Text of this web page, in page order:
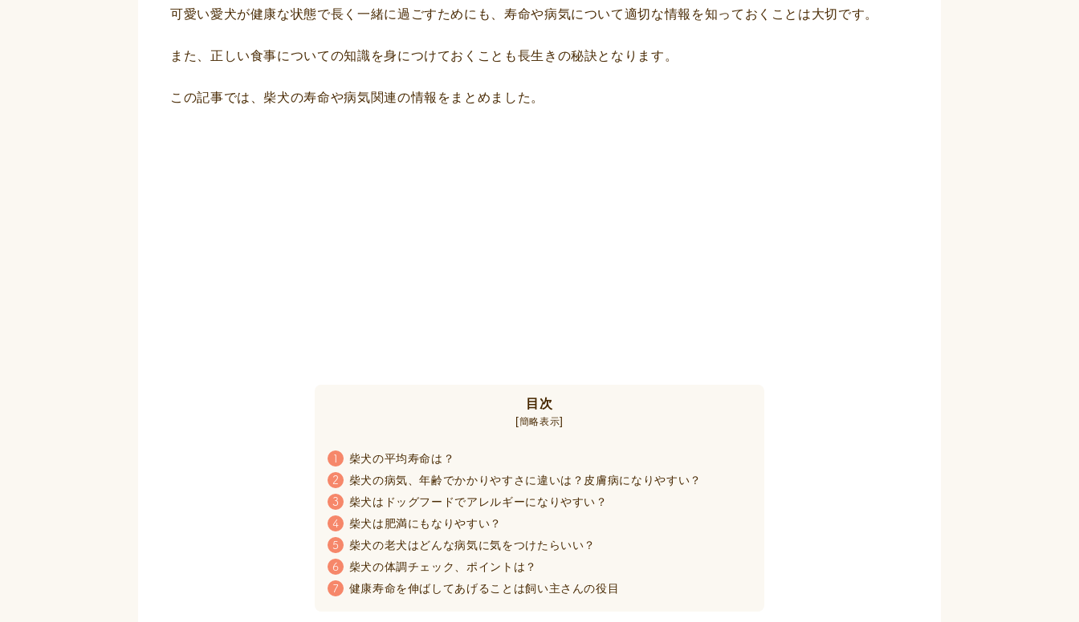
可愛い愛犬が健康な状態で長く一緒に過ごすためにも、寿命や病気について適切な情報を知っておくことは大切です。
また、正しい食事についての知識を身につけておくことも長生きの秘訣となります。
この記事では、柴犬の寿命や病気関連の情報をまとめました。
目次
[簡略表示]
1 柴犬の平均寿命は？
2 柴犬の病気、年齢でかかりやすさに違いは？皮膚病になりやすい？
3 柴犬はドッグフードでアレルギーになりやすい？
4 柴犬は肥満にもなりやすい？
5 柴犬の老犬はどんな病気に気をつけたらいい？
6 柴犬の体調チェック、ポイントは？
7 健康寿命を伸ばしてあげることは飼い主さんの役目